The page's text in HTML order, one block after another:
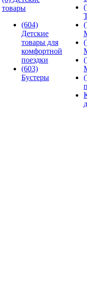
товары
(604)
Детские
товары для
комфортной
поездки
(603)
Бустеры